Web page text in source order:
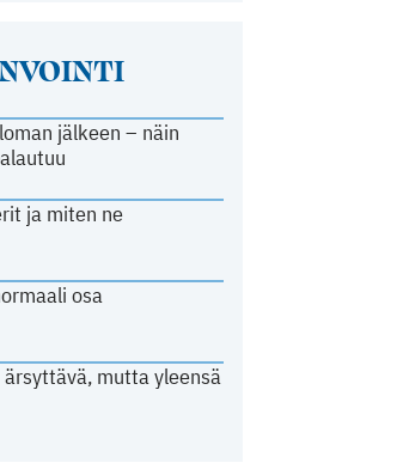
jälkeen – näin
ja miten ne
osa
mutta yleensä